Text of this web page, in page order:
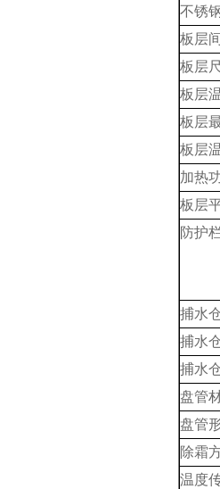
不锈
板层
板层
板层
板层
板层
加热
板层
防护
捕水
捕水
捕水
盘管
盘管
除霜
温度